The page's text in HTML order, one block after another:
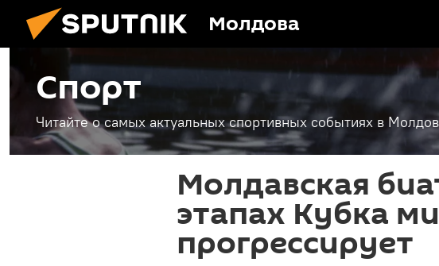
Молдова
Спорт
Читайте о самых актуальных спортивных событиях в
Молдавская
этапах Кубка
прогрессирует